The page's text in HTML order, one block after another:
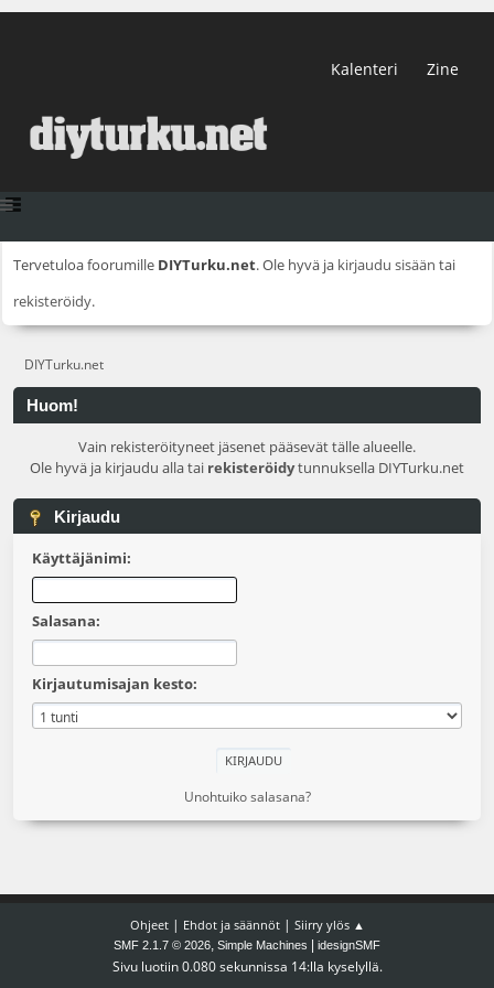
Kalenteri Zine
Tervetuloa foorumille DIYTurku.net. Ole hyvä ja kirjaudu sisään tai
rekisteröidy.
DIYTurku.net
Huom!
Vain rekisteröityneet jäsenet pääsevät tälle alueelle.
Ole hyvä ja kirjaudu alla tai rekisteröidytunnuksella DIYTurku.net
Kirjaudu
Käyttäjänimi:
Salasana:
Kirjautumisajan kesto:
Unohtuiko salasana?
Ohjeet| Ehdot ja säännöt| Siirry ylös ▲
SMF 2.1.7 © 2026, Simple Machines idesignSMF
Sivu luotiin 0.080 sekunnissa 14:lla kyselyllä.